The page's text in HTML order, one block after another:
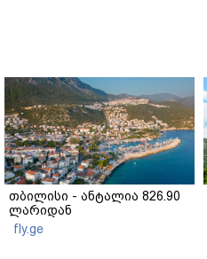
თბილისი - ანტალია 826.90
ლარიდან
fly.ge